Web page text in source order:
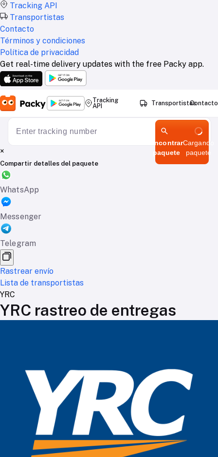
Tracking API
Transportistas
Contacto
Términos y condiciones
Política de privacidad
Get real-time delivery updates with the free Packy app.
Tracking
API
TransportistasContacto
Encontrar
paquete
Cargando
paquete
×
Compartir detalles del paquete
WhatsApp
Messenger
Telegram
Rastrear envío
Lista de transportistas
YRC
YRC rastreo de entregas